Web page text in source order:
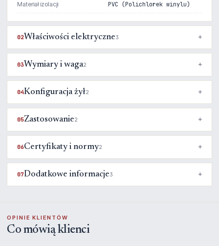
Materiał izolacji PVC (Polichlorek winylu)
02Właściwości elektryczne3
03Wymiary i waga2
04Konfiguracja żył2
05Zastosowanie2
06Certyfikaty i normy2
07Dodatkowe informacje3
OPINIE KLIENTÓW
Co mówią klienci